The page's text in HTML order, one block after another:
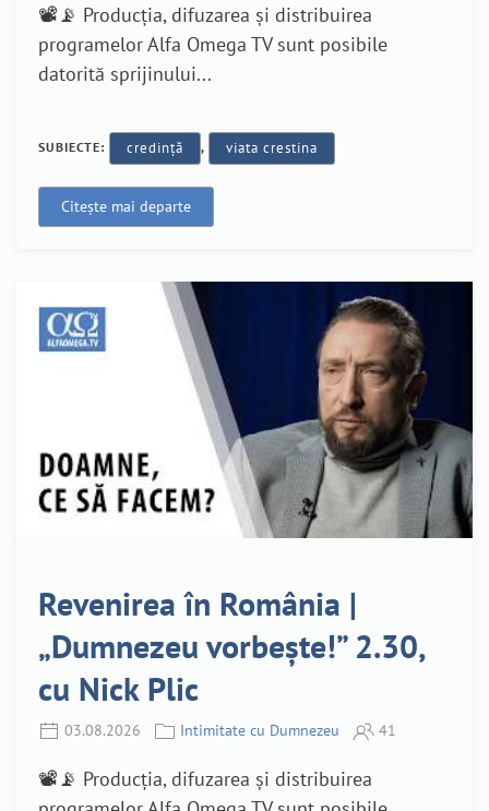
📽️📡 Producția, difuzarea și distribuirea
programelor Alfa Omega TV sunt posibile
datorită sprijinului...
SUBIECTE: credință , viata crestina
Citește mai departe
Revenirea în România |
„Dumnezeu vorbește!” 2.30,
cu Nick Plic
03.08.2026 Intimitate cu Dumnezeu 41
📽️📡 Producția, difuzarea și distribuirea